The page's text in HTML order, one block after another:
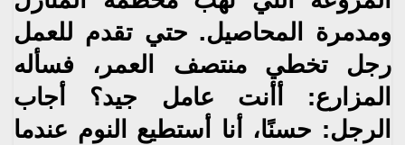
ومدمرة المحاصيل‮. ‬حتي تقدم للعمل
رجل تخطي منتصف العمر،‮ ‬فسأله
المزارع‮: ‬أأنت عامل جيد؟ أجاب
الرجل‮: ‬حسنًا،‮ ‬أنا أستطيع النوم عندما